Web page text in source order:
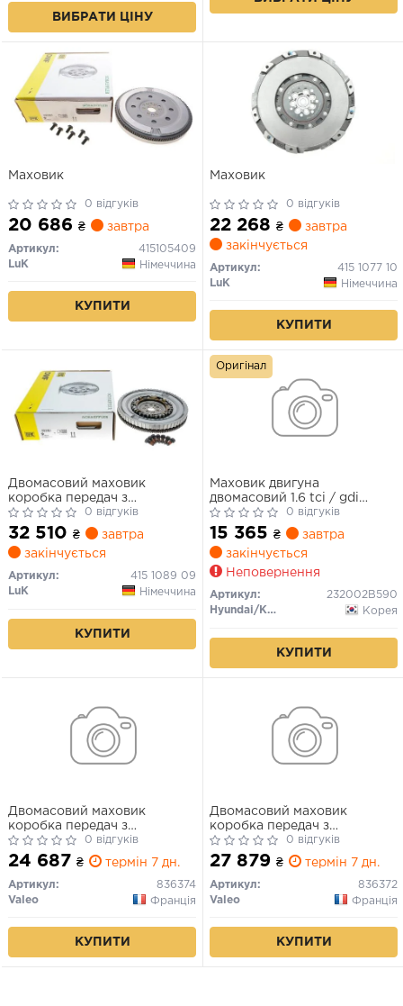
ВИБРАТИ ЦІНУ
Маховик
0 відгуків
20 686 ₴ завтра
Артикул:
415105409
LuK
Німеччина
КУПИТИ
Маховик
0 відгуків
22 268 ₴
завтра
закінчується
Артикул:
415 1077 10
LuK
Німеччина
КУПИТИ
Двомасовий маховик
коробка передач з
подвійним зчепленням/7-
швидкісна (272мм) HYUNDAI
I30 KIA CEED, PROCEED,
XCEED 1.4 11.16-
0 відгуків
32 510 ₴
завтра
закінчується
Артикул:
415 1089 09
LuK
Німеччина
КУПИТИ
Маховик двигуна
двомасовий 1.6 tci / gdi
Hyundai/KiaHyundai Tucson
16-18 G4FJ 1.6T /Kona 17- 0
0 відгуків
15 365 ₴
завтра
закінчується
Неповернення
Артикул:
232002B590
Hyundai/Kia/Mobis
Корея
КУПИТИ
Оригінал
Двомасовий маховик
коробка передач з
подвійним зчепленням
(272мм) HYUNDAI I30 KIA
CEED, PROCEED, XCEED 1.4
11.16-
0 відгуків
24 687 ₴ термін 7 дн.
Артикул:
836374
Valeo
Франція
КУПИТИ
Двомасовий маховик
коробка передач з
подвійним зчепленням
(272мм) HYUNDAI ELANTRA
VI, I30, KONA, TUCSON,
VELOSTER KIA CEED,
OPTIMA, PROCEED, SOUL II,
XCEED 1.6/1.7D 10.12-
0 відгуків
27 879 ₴ термін 7 дн.
Артикул:
836372
Valeo
Франція
КУПИТИ